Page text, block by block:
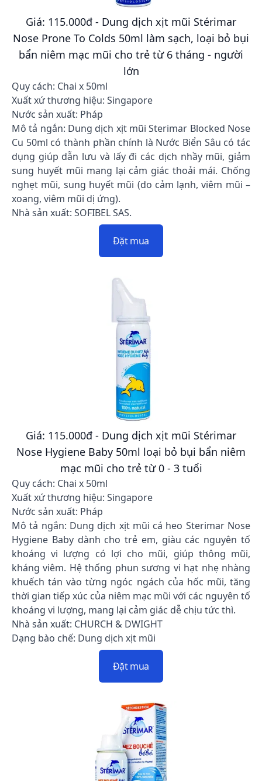
Giá: 115.000đ - Dung dịch xịt mũi Stérimar
Nose Prone To Colds 50ml làm sạch, loại bỏ bụi
bẩn niêm mạc mũi cho trẻ từ 6 tháng - người
lớn
Quy cách: Chai x 50ml
Xuất xứ thương hiệu: Singapore
Nước sản xuất: Pháp
Mô tả ngắn: Dung dịch xịt mũi Sterimar Blocked Nose
Cu 50ml có thành phần chính là Nước Biển Sâu có tác
dụng giúp dẫn lưu và lấy đi các dịch nhầy mũi, giảm
sung huyết mũi mang lại cảm giác thoải mái. Chống
nghẹt mũi, sung huyết mũi (do cảm lạnh, viêm mũi –
xoang, viêm mũi dị ứng).
Nhà sản xuất: SOFIBEL SAS.
Đặt mua
Giá: 115.000đ - Dung dịch xịt mũi Stérimar
Nose Hygiene Baby 50ml loại bỏ bụi bẩn niêm
mạc mũi cho trẻ từ 0 - 3 tuổi
Quy cách: Chai x 50ml
Xuất xứ thương hiệu: Singapore
Nước sản xuất: Pháp
Mô tả ngắn: Dung dịch xịt mũi cá heo Sterimar Nose
Hygiene Baby dành cho trẻ em, giàu các nguyên tố
khoáng vi lượng có lợi cho mũi, giúp thông mũi,
kháng viêm. Hệ thống phun sương vi hạt nhẹ nhàng
khuếch tán vào từng ngóc ngách của hốc mũi, tăng
thời gian tiếp xúc của niêm mạc mũi với các nguyên tố
khoáng vi lượng, mang lại cảm giác dễ chịu tức thì.
Nhà sản xuất: CHURCH & DWIGHT
Dạng bào chế: Dung dịch xịt mũi
Đặt mua